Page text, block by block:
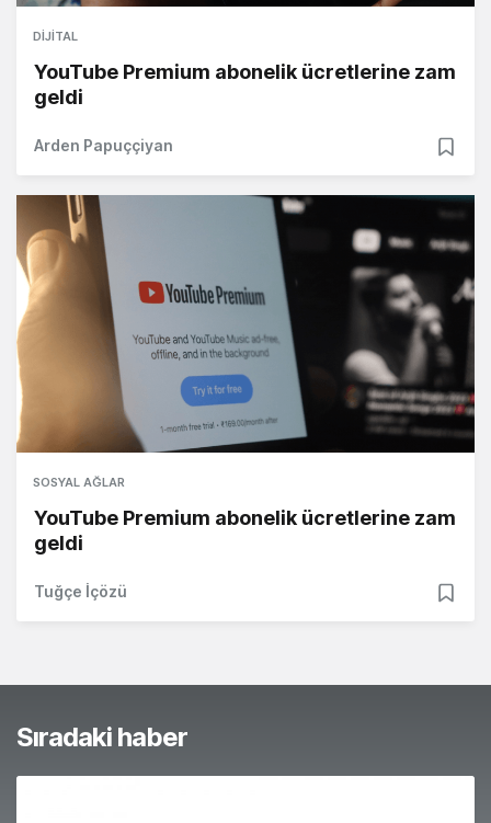
DIJITAL
YouTube Premium abonelik ücretlerine zam
geldi
Arden Papuççiyan
SOSYAL AĞLAR
YouTube Premium abonelik ücretlerine zam
geldi
Tuğçe İçözü
Sıradaki haber